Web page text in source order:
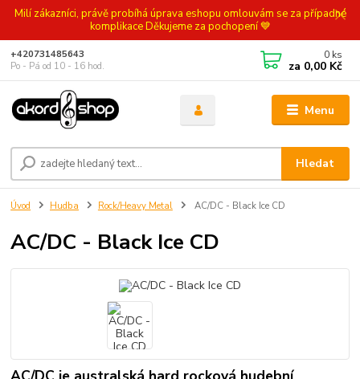
Milí zákazníci, právě probíhá úprava eshopu omlouvám se za případné
komplikace Děkujeme za pochopení 💙
Menu
Hledat
+420731485643
Po - Pá od 10 - 16 hod.
0 ks
za 0,00 Kč
Úvod Hudba Rock/Heavy Metal AC/DC - Black Ice CD
AC/DC - Black Ice CD